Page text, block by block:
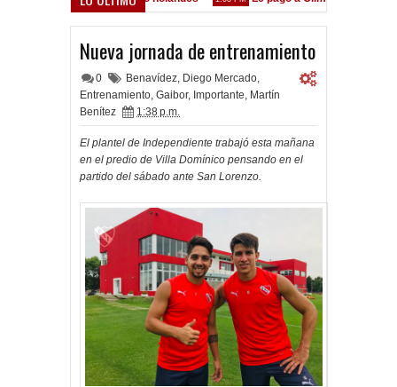
Nueva jornada de entrenamiento
0 Benavídez, Diego Mercado,
Entrenamiento, Gaibor, Importante, Martín
Benítez
1:38 p.m.
El plantel de Independiente trabajó esta mañana
en el predio de Villa Domínico pensando en el
partido del sábado ante San Lorenzo.